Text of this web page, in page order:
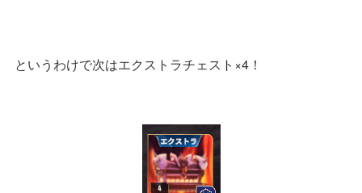
というわけで次はエクストラチェスト×4！